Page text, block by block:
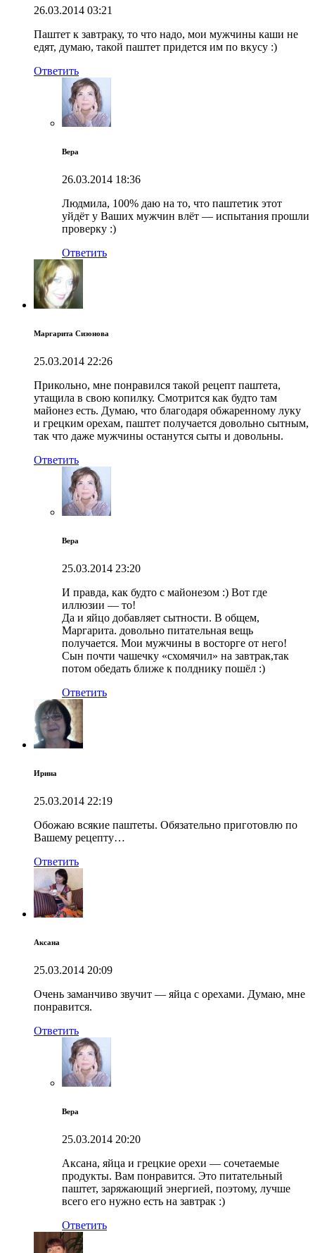
26.03.2014 03:21
Паштет к завтраку, то что надо, мои мужчины каши не
едят, думаю, такой паштет придется им по вкусу :)
Ответить
Вера
26.03.2014 18:36
Людмила, 100% даю на то, что паштетик этот
уйдёт у Ваших мужчин влёт — испытания прошли
проверку :)
Ответить
Маргарита Сизонова
25.03.2014 22:26
Прикольно, мне понравился такой рецепт паштета,
утащила в свою копилку. Смотрится как будто там
майонез есть. Думаю, что благодаря обжаренному луку
и грецким орехам, паштет получается довольно сытным,
так что даже мужчины останутся сыты и довольны.
Ответить
Вера
25.03.2014 23:20
И правда, как будто с майонезом :) Вот где
иллюзии — то!
Да и яйцо добавляет сытности. В общем,
Маргарита. довольно питательная вещь
получается. Мои мужчины в восторге от него!
Сын почти чашечку «схомячил» на завтрак,так
потом обедать ближе к полднику пошёл :)
Ответить
Ирина
25.03.2014 22:19
Обожаю всякие паштеты. Обязательно приготовлю по
Вашему рецепту…
Ответить
Аксана
25.03.2014 20:09
Очень заманчиво звучит — яйца с орехами. Думаю, мне
понравится.
Ответить
Вера
25.03.2014 20:20
Аксана, яйца и грецкие орехи — сочетаемые
продукты. Вам понравится. Это питательный
паштет, заряжающий энергией, поэтому, лучше
всего его нужно есть на завтрак :)
Ответить